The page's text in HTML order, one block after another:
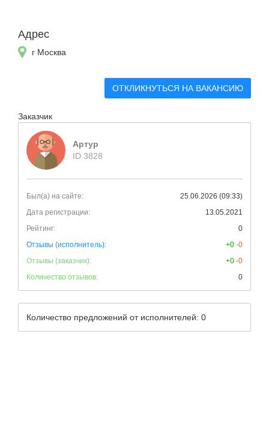
Адрес
г Москва
ОТКЛИКНУТЬСЯ НА ВАКАНСИЮ
Заказчик
Артур
ID 3828
Был(а) на сайте:
25.06.2026 (09:33)
Дата регистрации:
13.05.2021
Рейтинг:
0
Отзывы (исполнитель):
+0 -0
Отзывы (заказчик):
+0 -0
Количество отзывов:
0
Количество предложений от исполнителей: 0